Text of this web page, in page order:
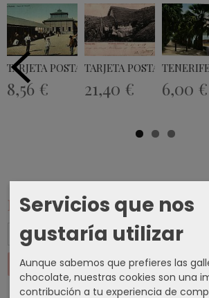
Marcas
TARJETA POSTAL LAS PALMAS PLAZA
8,56 €
TARJETA POSTAL
21,40 € 6,00 €
Servicios que nos
gustaría utilizar
Aunque sabemos que prefieres las
chocolate, nuestras cookies son una
contribución a tu experiencia de